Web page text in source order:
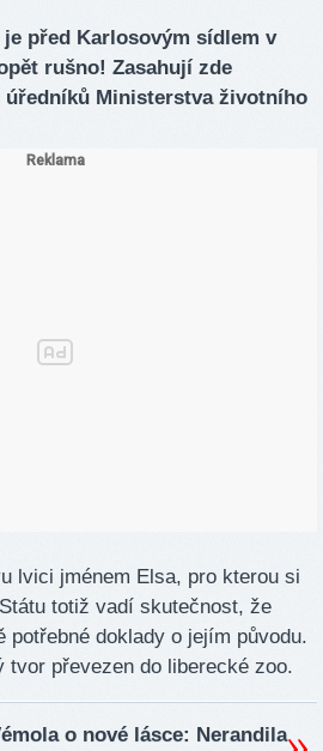
před Karlosovým sídlem v
rušno! Zasahují zde
Ministerstva životního
lvici jménem Elsa, pro kterou si
totiž vadí skutečnost, že
potřebné doklady o jejím původu.
tvor převezen do liberecké zoo.
o nové lásce: Nerandila